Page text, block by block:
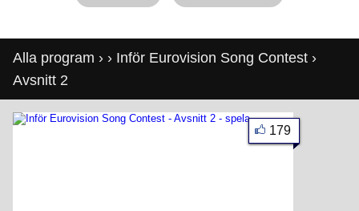
Alla program › › Inför Eurovision Song Contest ›
Avsnitt 2
179